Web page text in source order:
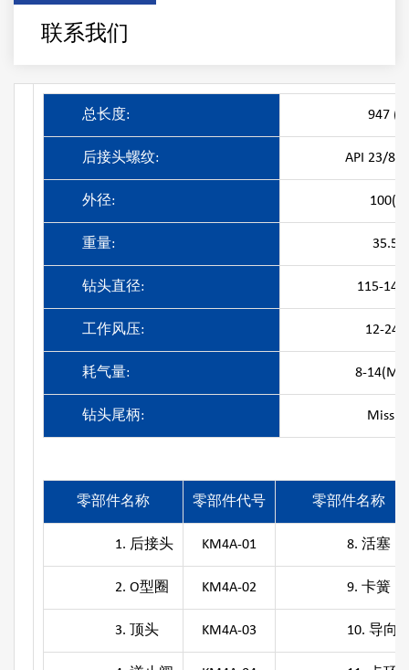
联系我们
总长度: 947
后接头螺纹: API 23/
外径:
重量:
钻头直径: 115-
工作风压: 12-
耗气量: 8-
钻头尾柄:
零部件名称 零部件代号 零部件名称
1. 后接头 KM4A-01 8. 活塞
2. O型圈 KM4A-02 9. 卡簧
3. 顶头 KM4A-03 10. 导向